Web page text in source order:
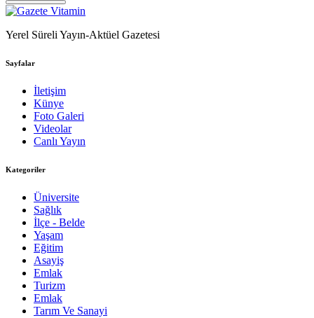
Yerel Süreli Yayın-Aktüel Gazetesi
Sayfalar
İletişim
Künye
Foto Galeri
Videolar
Canlı Yayın
Kategoriler
Üniversite
Sağlık
İlçe - Belde
Yaşam
Eğitim
Asayiş
Emlak
Turizm
Emlak
Tarım Ve Sanayi